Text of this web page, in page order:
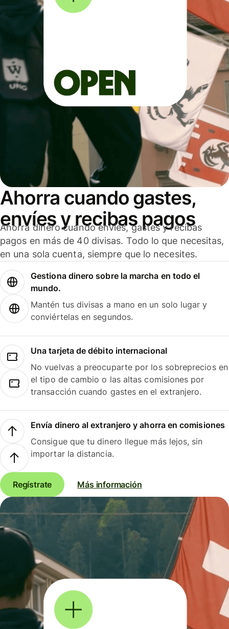
Ahorra cuando gastes,
envíes y recibas pagos
Ahorra dinero cuando envíes, gastes y recibas
pagos en más de 40 divisas. Todo lo que necesitas,
en una sola cuenta, siempre que lo necesites.
Gestiona dinero sobre la marcha en todo el
mundo.
Mantén tus divisas a mano en un solo lugar y
conviértelas en segundos.
Una tarjeta de débito internacional
No vuelvas a preocuparte por los sobreprecios en
el tipo de cambio o las altas comisiones por
transacción cuando gastes en el extranjero.
Envía dinero al extranjero y ahorra en comisiones
Consigue que tu dinero llegue más lejos, sin
importar la distancia.
Regístrate Más información